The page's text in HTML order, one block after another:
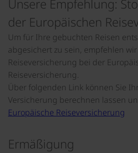
Unsere Empfehlung:
der Europäischen
Um für Ihre gebuchten Reisen
abgesichert zu sein, empfehlen
Reiseversicherung bei der
Reiseversicherung.
Über folgenden Link können Sie
Versicherung berechnen lassen
Europäische Reiseversicherung
Ermäßigung